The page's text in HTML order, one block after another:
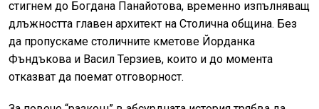
стигнем до Богдана Панайотова, временно изпълняващ
длъжността главен архитект на Столична община. Без
да пропускаме столичните кметове Йорданка
Фъндъкова и Васил Терзиев, които и до момента
отказват да поемат отговорност.